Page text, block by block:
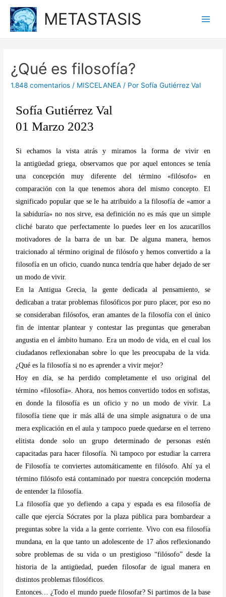
METASTASIS
¿Qué es filosofía?
1.848 comentarios / MISCELANEA / Por Sofía Gutiérrez Val
Sofía Gutiérrez Val
01 Marzo 2023
Si echamos la vista atrás y miramos la forma de vivir en
la antigüedad griega, observamos que por aquel entonces se tenía
una concepción muy diferente del término «filósofo» en
comparación con la que tenemos ahora del mismo concepto. El
significado popular que se le ha atribuido a la filosofía de «amor a
la sabiduría» no nos sirve, esa definición no es más que un simple
cliché barato que perfectamente lo puedes leer en los azucarillos
motivadores de la barra de un bar. De alguna manera, hemos
traicionado al término original de filósofo y hemos convertido a la
filosofía en un oficio, cuando nunca tendría que haber dejado de ser
un modo de vivir.
En la Antigua Grecia, la gente dedicada al pensamiento, se
dedicaban a tratar problemas filosóficos por puro placer, por eso no
se consideraban filósofos, eran amantes de la filosofía con el único
fin de intentar plantear y contestar las preguntas que generaban
angustia en el ámbito humano. Era un modo de vida, en el cual los
ciudadanos reflexionaban sobre lo que les preocupaba de la vida.
¿Qué es la filosofía si no es aprender a vivir mejor?
Hoy en día, se ha perdido completamente el uso original del
término «filosofía». Ahora, nos hemos convertido todos en sofistas,
en donde la filosofía es un oficio y no un modo de vivir. La
filosofía tiene que ir más allá de una simple asignatura o de una
mera explicación en el aula y tampoco puede quedarse en el terreno
elitista donde solo un grupo determinado de personas estén
capacitadas para hacer filosofía. Ni tampoco por estudiar la carrera
de Filosofía te conviertes automáticamente en filósofo. Ahí ya el
término filósofo está contaminado por nuestra concepción moderna
de entender la filosofía.
La filosofía que yo defiendo a capa y espada es esa filosofía de
calle que ejercía Sócrates por la plaza pública para bombardear a
preguntas sobre la vida a la gente corriente. Vivo con esa filosofía
mundana, en la que tanto un adolescente de 17 años reflexionando
sobre problemas de su vida o un prestigioso “filósofo” desde la
historia de la antigüedad, pueden filosofar de igual manera en
distintos problemas filosóficos.
Entonces… ¿Todo el mundo puede filosofar? Si partimos de la base